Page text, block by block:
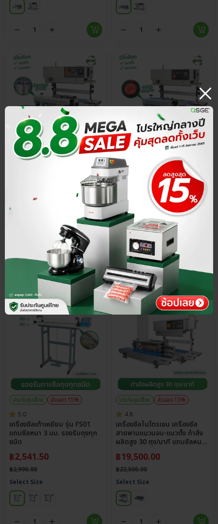
ประกันศูนย์ไทย
ส่วนลด 15%
฿
ประกันศูนย์ไทย
5.0
เครื่องซีลสายพาน รุ่น Standard
฿5,015.00
฿5,900.00
Select Size
ประกันศูนย์ไทย
ส่วนลด 15%
5.0
เครื่องซีลเท้าเหยียบ รุ่น FS01
แถบซีลหนา 3 มม. รองรับถุงทุก
ชนิด
฿2,541.50
฿2,990.00
Select Size
ประกันศูนย์ไทย
ส่วนลด 13%
4.8
เครื่องซีลไนโตรเจน เครื่องซีล
สายพานแนวนอน-แนวตั้ง กำลัง
ผลิตสูง 30 ถุง/นาที แถบซีลหนา
฿19,500.00
฿22,500.00
Select Size